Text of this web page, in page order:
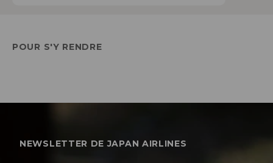
POUR S'Y RENDRE
NEWSLETTER DE JAPAN AIRLINES